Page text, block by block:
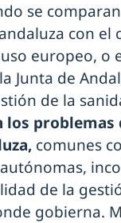
se
con el
europeo, o
Junta de
de la
los problemas
comunes
de la
gobierna.